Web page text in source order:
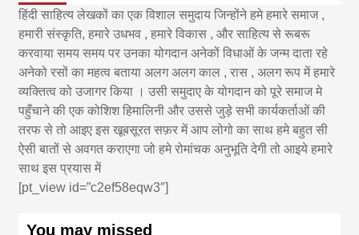
हिंदी साहित्य लेखकों का एक विशाल समुदाय जिन्होंने हमे हमारे समाज ,
हमारी संस्कृति, हमारे उधभव , हमारे विकास , और साहित्य से रूबरू
करवाया समय समय पर उनका योगदान अनेकों विधाओं के जन्म दाता रहे
अनेको रसों का महत्व बताया अलग अलग काल , रास , अलग रूप में हमारे
व्यक्तित्व को उजागर किया । उसी समुदाए के योगदान को पूरे समाज मे
पहुँचाने की एक कोशिश हिमालिनी और उससे जुड़े सभी कार्यकर्ताओं की
तरफ से तो आइए इस खूबसूरत सफ़र में आप लोगो का साथ हमे बहुत सी
ऐसी बातों से अवगत कराएगा जो हमे रोमांचक अनुभूति देगी तो आइये हमारे
साथ इस प्रयास में
[pt_view id=”c2ef58eqw3″]
You may missed